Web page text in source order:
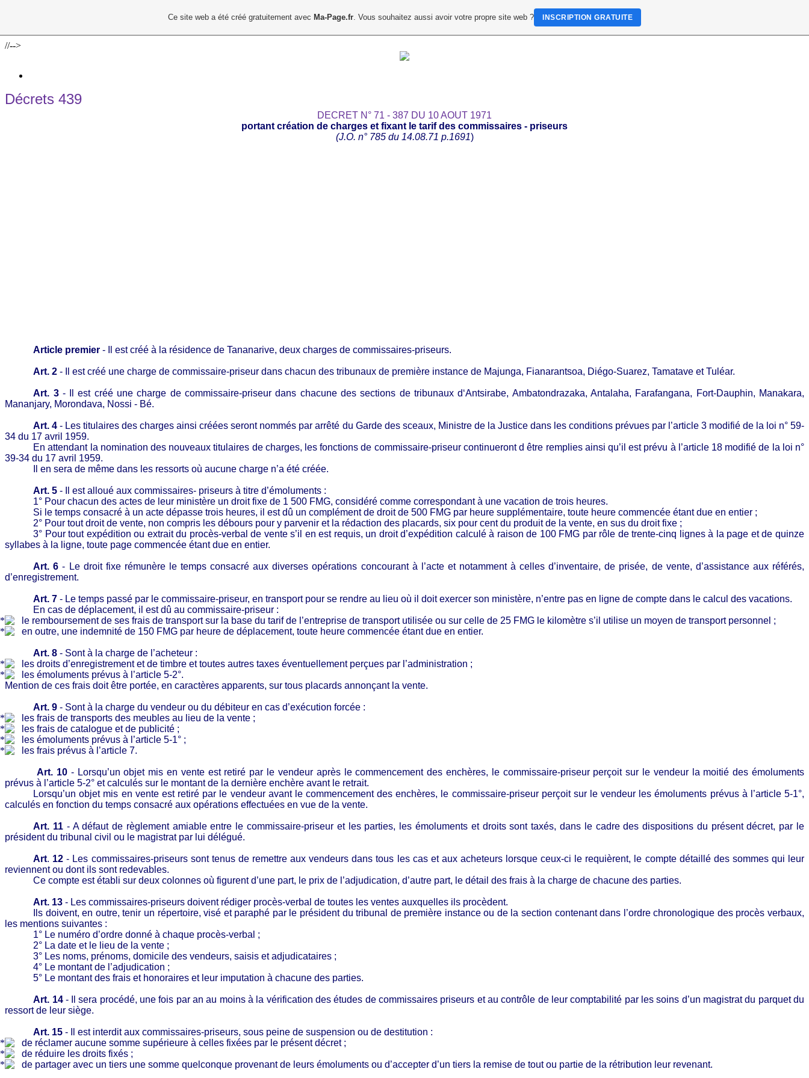
//-->
Décrets 439
DECRET N° 71 - 387 DU 10 AOUT 1971
portant création de charges et fixant le tarif des commissaires - priseurs
(J.O. n° 785 du 14.08.71 p.1691)
Article premier- Il est créé à la résidence de Tananarive, deux charges de commissaires-priseurs.
Art. 2 - Il est créé une charge de commissaire-priseur dans chacun des tribunaux de première instance de Majunga, Fianarantsoa, Diégo-Suarez, Tamatave et Tuléar.
Art. 3- Il est créé une charge de commissaire-priseur dans chacune des sections de tribunaux d‘Antsirabe, Ambatondrazaka, Antalaha, Farafangana, Fort-Dauphin, Manakara,
Mananjary, Morondava, Nossi - Bé.
Art. 4 - Les titulaires des charges ainsi créées seront nommés par arrêté du Garde des sceaux, Ministre de la Justice dans les conditions prévues par l’article 3 modifié de la loi n° 59-
34 du 17 avril 1959.
En attendant la nomination des nouveaux titulaires de charges, les fonctions de commissaire-priseur continueront d être remplies ainsi qu’il est prévu à l’article 18 modifié de la loi n°
39-34 du 17 avril 1959.
Il en sera de même dans les ressorts où aucune charge n’a été créée.
Art. 5 - Il est alloué aux commissaires- priseurs à titre d’émoluments :
1° Pour chacun des actes de leur ministère un droit fixe de 1 500 FMG, considéré comme correspondant à une vacation de trois heures.
Si le temps consacré à un acte dépasse trois heures, il est dû un complément de droit de 500 FMG par heure supplémentaire, toute heure commencée étant due en entier ;
2° Pour tout droit de vente, non compris les débours pour y parvenir et la rédaction des placards, six pour cent du produit de la vente, en sus du droit fixe ;
3° Pour tout expédition ou extrait du procès-verbal de vente s’il en est requis, un droit d’expédition calculé à raison de 100 FMG par rôle de trente-cinq lignes à la page et de quinze
syllabes à la ligne, toute page commencée étant due en entier.
Art. 6 - Le droit fixe rémunère le temps consacré aux diverses opérations concourant à l’acte et notamment à celles d’inventaire, de prisée, de vente, d’assistance aux référés,
d’enregistrement.
Art. 7 - Le temps passé par le commissaire-priseur, en transport pour se rendre au lieu où il doit exercer son ministère, n’entre pas en ligne de compte dans le calcul des vacations.
En cas de déplacement, il est dû au commissaire-priseur :
le remboursement de ses frais de transport sur la base du tarif de l’entreprise de transport utilisée ou sur celle de 25 FMG le kilomètre s’il utilise un moyen de transport personnel ;
en outre, une indemnité de 150 FMG par heure de déplacement, toute heure commencée étant due en entier.
Art. 8 - Sont à la charge de l’acheteur :
les droits d’enregistrement et de timbre et toutes autres taxes éventuellement perçues par l’administration ;
les émoluments prévus à l’article 5-2°.
Mention de ces frais doit être portée, en caractères apparents, sur tous placards annonçant la vente.
Art. 9 - Sont à la charge du vendeur ou du débiteur en cas d’exécution forcée :
les frais de transports des meubles au lieu de la vente ;
les frais de catalogue et de publicité ;
les émoluments prévus à l’article 5-1° ;
les frais prévus à l’article 7.
Art. 10 - Lorsqu’un objet mis en vente est retiré par le vendeur après le commencement des enchères, le commissaire-priseur perçoit sur le vendeur la moitié des émoluments
prévus à l’article 5-2° et calculés sur le montant de la dernière enchère avant le retrait.
Lorsqu’un objet mis en vente est retiré par le vendeur avant le commencement des enchères, le commissaire-priseur perçoit sur le vendeur les émoluments prévus à l’article 5-1°,
calculés en fonction du temps consacré aux opérations effectuées en vue de la vente.
Art. 11- A défaut de règlement amiable entre le commissaire-priseur et les parties, les émoluments et droits sont taxés, dans le cadre des dispositions du présent décret, par le
président du tribunal civil ou le magistrat par lui délégué.
Art. 12 - Les commissaires-priseurs sont tenus de remettre aux vendeurs dans tous les cas et aux acheteurs lorsque ceux-ci le requièrent, le compte détaillé des sommes qui leur
reviennent ou dont ils sont redevables.
Ce compte est établi sur deux colonnes où figurent d’une part, le prix de l’adjudication, d’autre part, le détail des frais à la charge de chacune des parties.
Art. 13 - Les commissaires-priseurs doivent rédiger procès-verbal de toutes les ventes auxquelles ils procèdent.
Ils doivent, en outre, tenir un répertoire, visé et paraphé par le président du tribunal de première instance ou de la section contenant dans l’ordre chronologique des procès verbaux,
les mentions suivantes :
1° Le numéro d’ordre donné à chaque procès-verbal ;
2° La date et le lieu de la vente ;
3° Les noms, prénoms, domicile des vendeurs, saisis et adjudicataires ;
4° Le montant de l’adjudication ;
5° Le montant des frais et honoraires et leur imputation à chacune des parties.
Art. 14- Il sera procédé, une fois par an au moins à la vérification des études de commissaires priseurs et au contrôle de leur comptabilité par les soins d’un magistrat du parquet du
ressort de leur siège.
Art. 15 - Il est interdit aux commissaires-priseurs, sous peine de suspension ou de destitution :
de réclamer aucune somme supérieure à celles fixées par le présent décret ;
de réduire les droits fixés ;
de partager avec un tiers une somme quelconque provenant de leurs émoluments ou d’accepter d’un tiers la remise de tout ou partie de la rétribution leur revenant.
Ce site web a été créé gratuitement avec Ma-Page.fr. Vous souhaitez aussi avoir votre propre site web ? INSCRIPTION GRATUITE